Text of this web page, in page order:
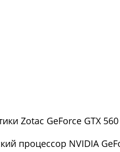
Zotac GeForce GTX 560
процессор NVIDIA